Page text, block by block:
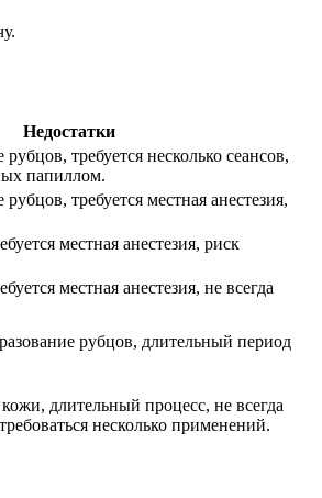
Недостатки
требуется несколько сеансов,
папиллом.
требуется местная анестезия,
местная анестезия, риск
местная анестезия, не всегда
рубцов, длительный период
длительный процесс, не всегда
несколько применений.